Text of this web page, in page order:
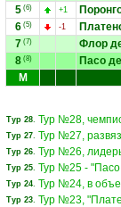
5 (6) +1
6 (5) -1
7 (7) Флор
8 (8) Пасо
М
Тур 28. Тур №28,
Тур 27. Тур №27,
Тур 26. Тур №26,
Тур 25. Тур №25 -
Тур 24. Тур №24, в
Тур 23. Тур №23,